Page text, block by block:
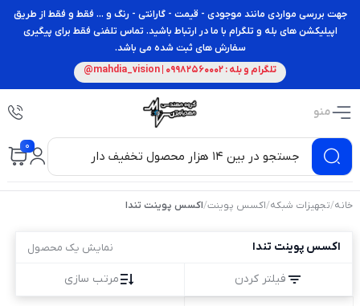
جهت بررسی مواردی مانند موجودی - قیمت - گارانتی - رنگ و ... فقط و فقط از طریق
اپیلیکشن های بله و تلگرام با ما در ارتباط باشید. تماس تلفنی فقط برای پیگیری
سفارش های ثبت شده می باشد.
تلگرام و بله : 09982560002 | mahdia_vision@
منو
0
خانه/تجهیزات شبکه/اکسس پوینت/اکسس پوینت تندا
اکسس پوینت تندا نمایش یک محصول
فیلتر کردن مرتب سازی